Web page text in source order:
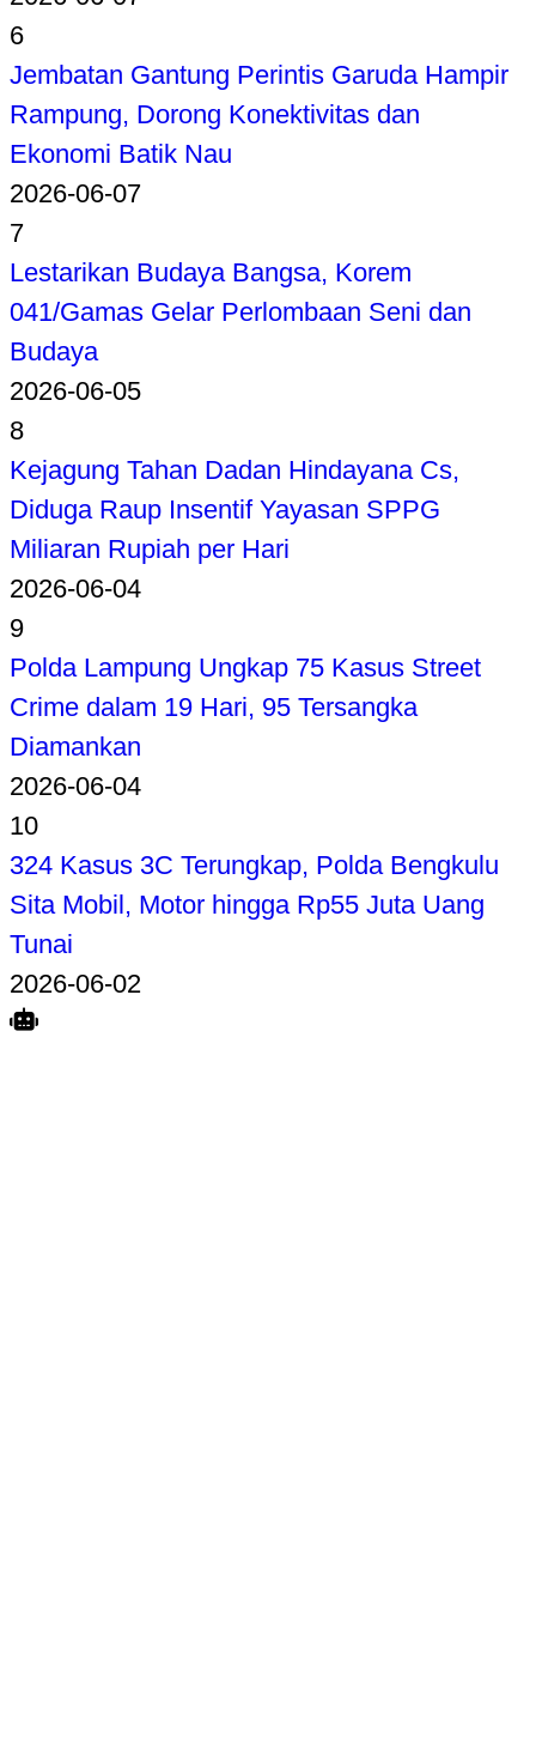
6
Jembatan Gantung Perintis Garuda Hampir
Rampung, Dorong Konektivitas dan
Ekonomi Batik Nau
2026-06-07
7
Lestarikan Budaya Bangsa, Korem
041/Gamas Gelar Perlombaan Seni dan
Budaya
2026-06-05
8
Kejagung Tahan Dadan Hindayana Cs,
Diduga Raup Insentif Yayasan SPPG
Miliaran Rupiah per Hari
2026-06-04
9
Polda Lampung Ungkap 75 Kasus Street
Crime dalam 19 Hari, 95 Tersangka
Diamankan
2026-06-04
10
324 Kasus 3C Terungkap, Polda Bengkulu
Sita Mobil, Motor hingga Rp55 Juta Uang
Tunai
2026-06-02